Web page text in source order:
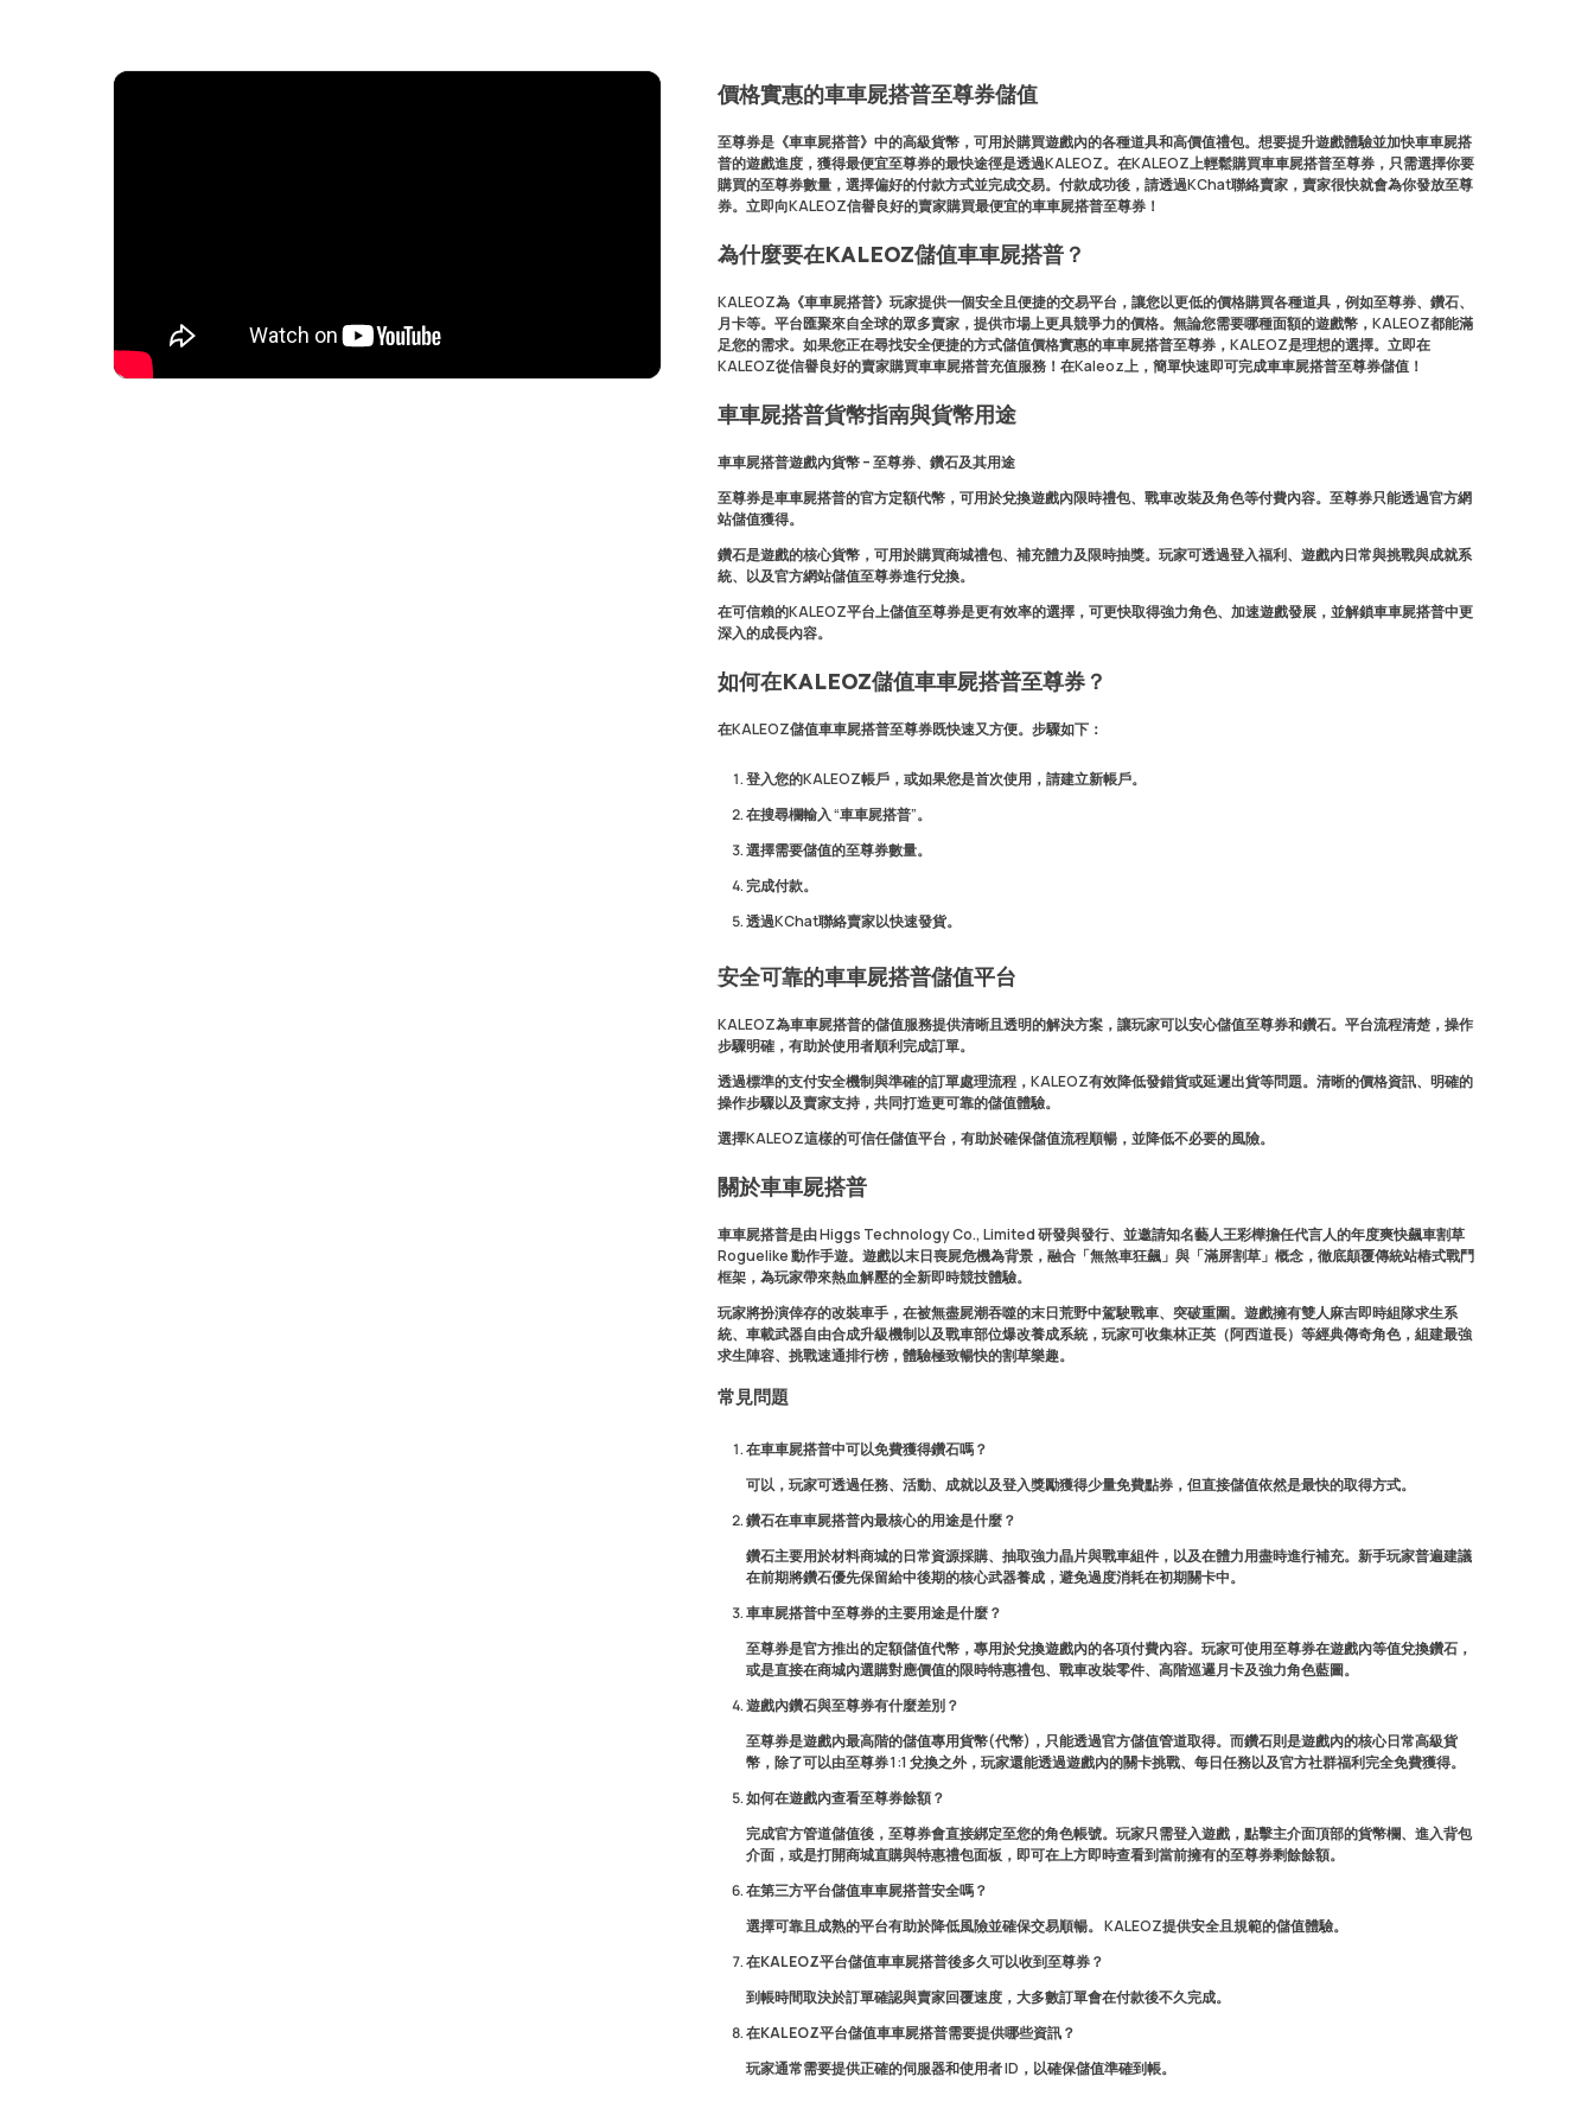
價格實惠的車車屍搭普至尊券儲值
至尊券是《車車屍搭普》中的高級貨幣，可用於購買遊戲內的各種道具和高價值禮包。想要提升遊戲體驗並加快車車屍搭
普的遊戲進度，獲得最便宜至尊券的最快途徑是透過KALEOZ。在KALEOZ上輕鬆購買車車屍搭普至尊券，只需選擇你要
購買的至尊券數量，選擇偏好的付款方式並完成交易。付款成功後，請透過KChat聯絡賣家，賣家很快就會為你發放至尊
券。立即向KALEOZ信譽良好的賣家購買最便宜的車車屍搭普至尊券！
為什麼要在KALEOZ儲值車車屍搭普？
KALEOZ為《車車屍搭普》玩家提供一個安全且便捷的交易平台，讓您以更低的價格購買各種道具，例如至尊券、鑽石、
月卡等。平台匯聚來自全球的眾多賣家，提供市場上更具競爭力的價格。無論您需要哪種面額的遊戲幣，KALEOZ都能滿
足您的需求。如果您正在尋找安全便捷的方式儲值價格實惠的車車屍搭普至尊券，KALEOZ是理想的選擇。立即在
KALEOZ從信譽良好的賣家購買車車屍搭普充值服務！在Kaleoz上，簡單快速即可完成車車屍搭普至尊券儲值！
車車屍搭普貨幣指南與貨幣用途
車車屍搭普遊戲內貨幣 – 至尊券、鑽石及其用途
至尊券是車車屍搭普的官方定額代幣，可用於兌換遊戲內限時禮包、戰車改裝及角色等付費內容。至尊券只能透過官方網
站儲值獲得。
鑽石是遊戲的核心貨幣，可用於購買商城禮包、補充體力及限時抽獎。玩家可透過登入福利、遊戲內日常與挑戰與成就系
統、以及官方網站儲值至尊券進行兌換。
在可信賴的KALEOZ平台上儲值至尊券是更有效率的選擇，可更快取得強力角色、加速遊戲發展，並解鎖車車屍搭普中更
深入的成長內容。
如何在KALEOZ儲值車車屍搭普至尊券？
在KALEOZ儲值車車屍搭普至尊券既快速又方便。步驟如下：
登入您的KALEOZ帳戶，或如果您是首次使用，請建立新帳戶。
在搜尋欄輸入 “車車屍搭普”。
選擇需要儲值的至尊券數量。
完成付款。
透過KChat聯絡賣家以快速發貨。
安全可靠的車車屍搭普儲值平台
KALEOZ為車車屍搭普的儲值服務提供清晰且透明的解決方案，讓玩家可以安心儲值至尊券和鑽石。平台流程清楚，操作
步驟明確，有助於使用者順利完成訂單。
透過標準的支付安全機制與準確的訂單處理流程，KALEOZ有效降低發錯貨或延遲出貨等問題。清晰的價格資訊、明確的
操作步驟以及賣家支持，共同打造更可靠的儲值體驗。
選擇KALEOZ這樣的可信任儲值平台，有助於確保儲值流程順暢，並降低不必要的風險。
關於車車屍搭普
車車屍搭普是由 Higgs Technology Co., Limited 研發與發行、並邀請知名藝人王彩樺擔任代言人的年度爽快飆車割草
Roguelike 動作手遊。遊戲以末日喪屍危機為背景，融合「無煞車狂飆」與「滿屏割草」概念，徹底顛覆傳統站樁式戰鬥
框架，為玩家帶來熱血解壓的全新即時競技體驗。
玩家將扮演倖存的改裝車手，在被無盡屍潮吞噬的末日荒野中駕駛戰車、突破重圍。遊戲擁有雙人麻吉即時組隊求生系
統、車載武器自由合成升級機制以及戰車部位爆改養成系統，玩家可收集林正英（阿西道長）等經典傳奇角色，組建最強
求生陣容、挑戰速通排行榜，體驗極致暢快的割草樂趣。
常見問題
在車車屍搭普中可以免費獲得鑽石嗎？
可以，玩家可透過任務、活動、成就以及登入獎勵獲得少量免費點券，但直接儲值依然是最快的取得方式。
鑽石在車車屍搭普內最核心的用途是什麼？
鑽石主要用於材料商城的日常資源採購、抽取強力晶片與戰車組件，以及在體力用盡時進行補充。新手玩家普遍建議
在前期將鑽石優先保留給中後期的核心武器養成，避免過度消耗在初期關卡中。
車車屍搭普中至尊券的主要用途是什麼？
至尊券是官方推出的定額儲值代幣，專用於兌換遊戲內的各項付費內容。玩家可使用至尊券在遊戲內等值兌換鑽石，
或是直接在商城內選購對應價值的限時特惠禮包、戰車改裝零件、高階巡邏月卡及強力角色藍圖。
遊戲內鑽石與至尊券有什麼差別？
至尊券是遊戲內最高階的儲值專用貨幣(代幣)，只能透過官方儲值管道取得。而鑽石則是遊戲內的核心日常高級貨
幣，除了可以由至尊券 1:1 兌換之外，玩家還能透過遊戲內的關卡挑戰、每日任務以及官方社群福利完全免費獲得。
如何在遊戲內查看至尊券餘額？
完成官方管道儲值後，至尊券會直接綁定至您的角色帳號。玩家只需登入遊戲，點擊主介面頂部的貨幣欄、進入背包
介面，或是打開商城直購與特惠禮包面板，即可在上方即時查看到當前擁有的至尊券剩餘餘額。
在第三方平台儲值車車屍搭普安全嗎？
選擇可靠且成熟的平台有助於降低風險並確保交易順暢。 KALEOZ提供安全且規範的儲值體驗。
在KALEOZ平台儲值車車屍搭普後多久可以收到至尊券？
到帳時間取決於訂單確認與賣家回覆速度，大多數訂單會在付款後不久完成。
在KALEOZ平台儲值車車屍搭普需要提供哪些資訊？
玩家通常需要提供正確的伺服器和使用者 ID，以確保儲值準確到帳。